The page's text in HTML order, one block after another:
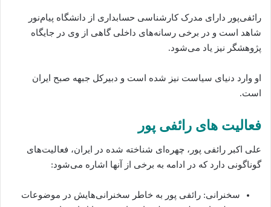
رائفی‌پور دارای مدرک کارشناسی حسابداری از دانشگاه پیام‌نور
شاهد است و در برخی رسانه‌های داخلی گاهی از وی در جایگاه
پژوهشگر نیز یاد می‌شود.
او وارد دنیای سیاست نیز شده است و دبیرکل جبهه صبح ایران
است.
فعالیت های رائفی پور
علی اکبر رائفی پور، چهره‌ای شناخته شده در ایران، فعالیت‌های
گوناگونی دارد که در ادامه به برخی از آنها اشاره می‌شود:
سخنرانی: رائفی پور به خاطر سخنرانی‌هایش در موضوعات